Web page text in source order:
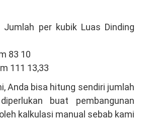
Jumlah per kubik Luas Dinding
83 10
111 13,33
Anda bisa hitung sendiri jumlah
buat pembangunan
kalkulasi manual sebab kami